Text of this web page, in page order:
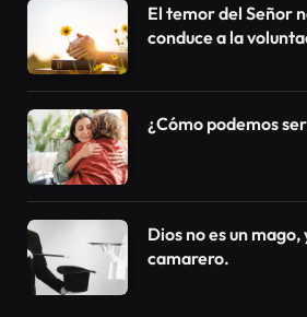
El temor del Señor
conduce a la
¿Cómo podemos
Dios no es un
camarero.